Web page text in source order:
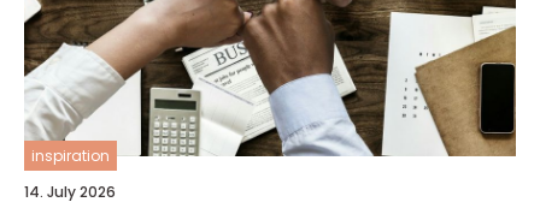
inspiration
14. July 2026